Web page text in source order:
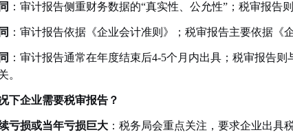
：审计报告侧重财务数据的“真实性、公允性”；税审报告
：审计报告依据《企业会计准则》；税审报告主要依据《
：审计报告通常在年度结束后4-5个月内出具；税审报告则
。
下企业需要税审报告？
亏损或当年亏损巨大：税务局会重点关注，要求企业出具